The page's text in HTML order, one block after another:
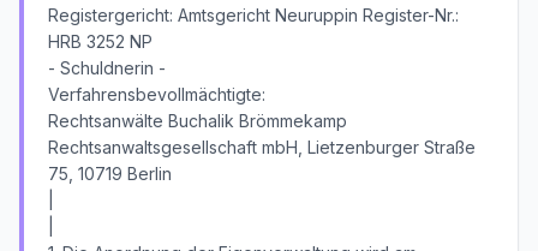
Registergericht: Amtsgericht Neuruppin Register-Nr.:
HRB 3252 NP
- Schuldnerin -
Verfahrensbevollmächtigte:
Rechtsanwälte Buchalik Brömmekamp
Rechtsanwaltsgesellschaft mbH, Lietzenburger Straße
75, 10719 Berlin